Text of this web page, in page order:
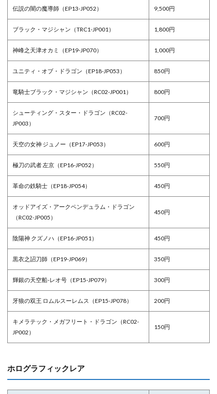
伝説の闇の魔導師（EP13-JP052） 9,500円
ブラック・マジシャン（TRC1-JP001） 1,800円
神峰之天津オカミ（EP19-JP070） 1,000円
ユニティ・オブ・ドラゴン（EP18-JP053） 850円
竜騎士ブラック・マジシャン（RC02-JP001） 800円
シューティング・スター・ドラゴン（RC02-
JP003）
700円
天空の女神 ジュノー（EP17-JP053） 600円
極刀の武者 左京（EP16-JP052） 550円
革命の鉄騎士（EP18-JP054） 450円
オッドアイズ・アークペンデュラム・ドラゴン
（RC02-JP005）
450円
陰陽神 クズノハ（EP16-JP051） 450円
黒衣之詔刀師（EP19-JP069） 350円
輝銀の天空船-レオ号（EP15-JP079） 300円
牙狼の双王 ロムルスーレムス（EP15-JP078） 200円
キメラテック・メガフリート・ドラゴン（RC02-
JP002）
150円
ホログラフィックレア